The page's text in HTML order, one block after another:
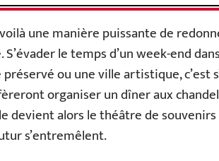
une manière puissante de
le temps d’un week-end
ou une ville artistique, c’est
organiser un dîner aux
devient alors le théâtre de
s’entremêlent.